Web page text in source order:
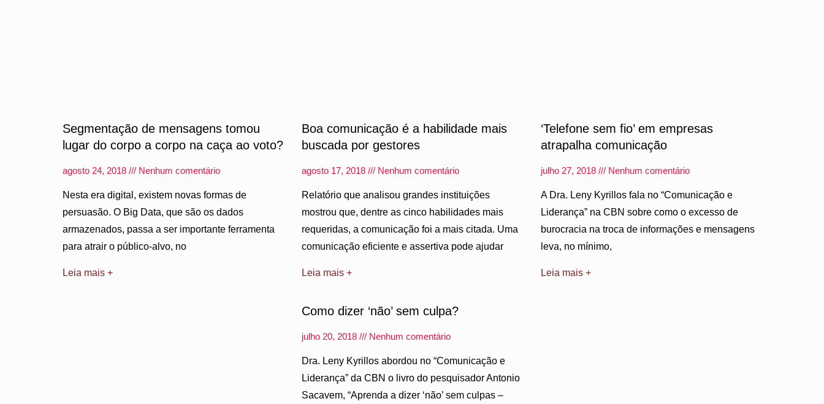
Segmentação de mensagens tomou
lugar do corpo a corpo na caça ao voto?
agosto 24, 2018 Nenhum comentário
Nesta era digital, existem novas formas de
persuasão. O Big Data, que são os dados
armazenados, passa a ser importante ferramenta
para atrair o público-alvo, no
Leia mais +
Boa comunicação é a habilidade mais
buscada por gestores
agosto 17, 2018 Nenhum comentário
Relatório que analisou grandes instituições
mostrou que, dentre as cinco habilidades mais
requeridas, a comunicação foi a mais citada. Uma
comunicação eficiente e assertiva pode ajudar
Leia mais +
‘Telefone sem fio’ em empresas
atrapalha comunicação
julho 27, 2018 Nenhum comentário
A Dra. Leny Kyrillos fala no “Comunicação e
Liderança” na CBN sobre como o excesso de
burocracia na troca de informações e mensagens
leva, no mínimo,
Leia mais +
Como dizer ‘não’ sem culpa?
julho 20, 2018 Nenhum comentário
Dra. Leny Kyrillos abordou no “Comunicação e
Liderança” da CBN o livro do pesquisador Antonio
Sacavem, “Aprenda a dizer ‘não’ sem culpas –